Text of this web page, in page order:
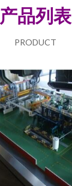
产品列表
PRODUCT